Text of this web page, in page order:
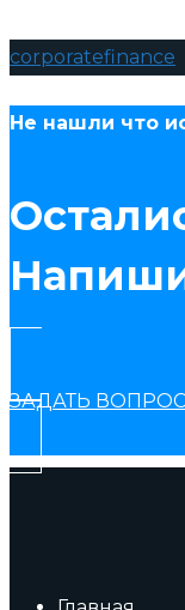
corporatefinance
Не нашли что
ЗАДАТЬ ВОПРОС